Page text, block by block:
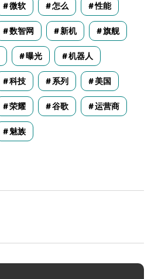
微软 怎么 性能
数智网 新机 旗舰
曝光 机器人
科技 系列 美国
荣耀 谷歌 运营商
魅族